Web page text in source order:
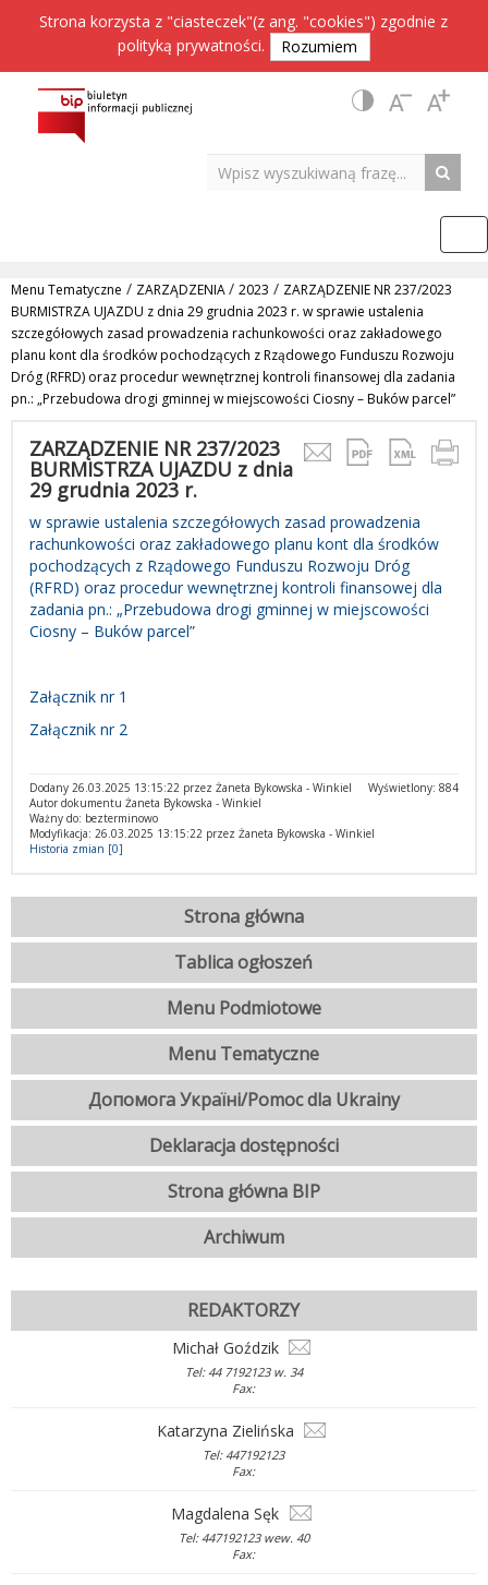
Strona korzysta z "ciasteczek"(z ang. "cookies") zgodnie z
polityką prywatności. Rozumiem
Menu Tematyczne / ZARZĄDZENIA/ 2023 / ZARZĄDZENIE NR 237/2023
BURMISTRZA UJAZDU z dnia 29 grudnia 2023 r. w sprawie ustalenia
szczegółowych zasad prowadzenia rachunkowości oraz zakładowego
planu kont dla środków pochodzących z Rządowego Funduszu Rozwoju
Dróg (RFRD) oraz procedur wewnętrznej kontroli finansowej dla zadania
pn.: „Przebudowa drogi gminnej w miejscowości Ciosny – Buków parcel”
ZARZĄDZENIE NR 237/2023
BURMISTRZA UJAZDU z dnia
29 grudnia 2023 r.
w sprawie ustalenia szczegółowych zasad prowadzenia
rachunkowości oraz zakładowego planu kont dla środków
pochodzących z Rządowego Funduszu Rozwoju Dróg
(RFRD) oraz procedur wewnętrznej kontroli finansowej dla
zadania pn.: „Przebudowa drogi gminnej w miejscowości
Ciosny – Buków parcel”
Załącznik nr 1
Załącznik nr 2
Wyświetlony: 884
Dodany 26.03.2025 13:15:22 przez Żaneta Bykowska - Winkiel
Autor dokumentu Żaneta Bykowska - Winkiel
Ważny do: bezterminowo
Modyfikacja: 26.03.2025 13:15:22 przez Żaneta Bykowska - Winkiel
Historia zmian [0]
Strona główna
Tablica ogłoszeń
Menu Podmiotowe
Menu Tematyczne
Допомога Україні/Pomoc dla Ukrainy
Deklaracja dostępności
Strona główna BIP
Archiwum
REDAKTORZY
Michał Goździk
Tel: 44 7192123 w. 34
Fax:
Katarzyna Zielińska
Tel: 447192123
Fax:
Magdalena Sęk
Tel: 447192123 wew. 40
Fax: